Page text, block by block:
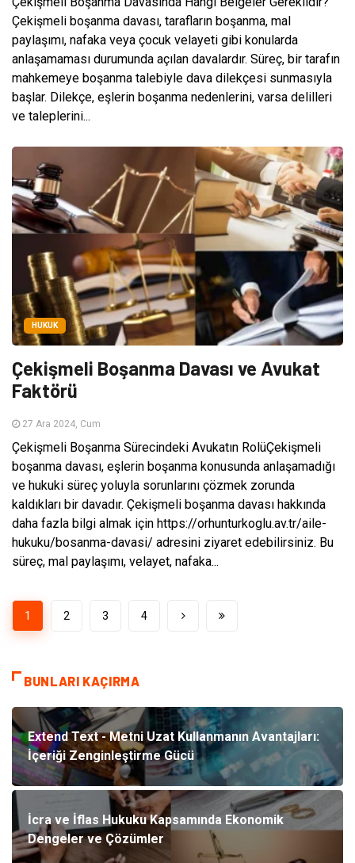
Çekişmeli boşanma davası, tarafların boşanma, mal
paylaşımı, nafaka veya çocuk velayeti gibi konularda
anlaşamaması durumunda açılan davalardır. Süreç, bir tarafın
mahkemeye boşanma talebiyle dava dilekçesi sunmasıyla
başlar. Dilekçe, eşlerin boşanma nedenlerini, varsa delilleri
ve taleplerini...
HUKUK
Çekişmeli Boşanma Davası ve Avukat
Faktörü
27 Ara 2024, Cum
Çekişmeli Boşanma Sürecindeki Avukatın RolüÇekişmeli
boşanma davası, eşlerin boşanma konusunda anlaşamadığı
ve hukuki süreç yoluyla sorunlarını çözmek zorunda
kaldıkları bir davadır. Çekişmeli boşanma davası hakkında
daha fazla bilgi almak için https://orhunturkoglu.av.tr/aile-
hukuku/bosanma-davasi/ adresini ziyaret edebilirsiniz. Bu
süreç, mal paylaşımı, velayet, nafaka...
1 2 3 4
BUNLARI KAÇIRMA
Extend Text - Metni Uzat Kullanmanın Avantajları:
İçeriği Zenginleştirme Gücü
İcra ve İflas Hukuku Kapsamında Ekonomik
Dengeler ve Çözümler